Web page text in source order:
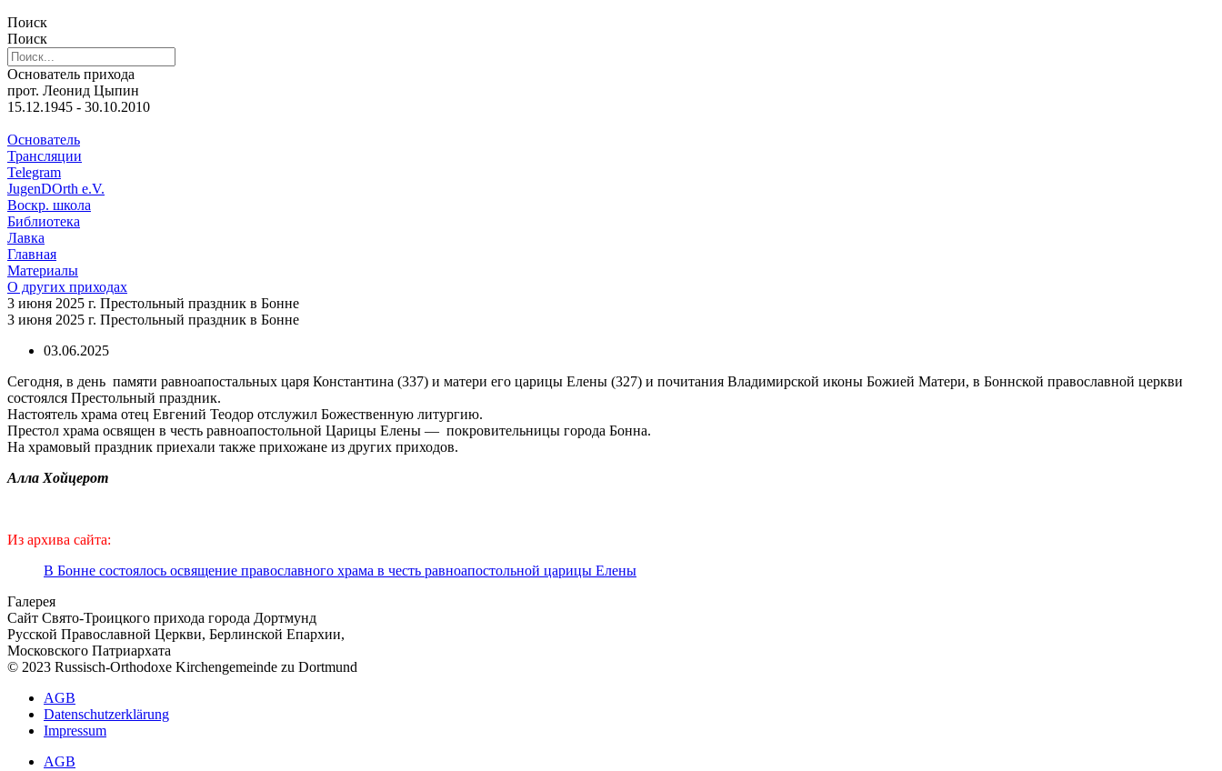
Поиск
Поиск
Основатель прихода
прот. Леонид Цыпин
15.12.1945 - 30.10.2010
Основатель
Трансляции
Telegram
JugenDOrth e.V.
Воскр. школа
Библиотека
Лавка
Главная
Материалы
О других приходах
3 июня 2025 г. Престольный праздник в Бонне
3 июня 2025 г. Престольный праздник в Бонне
03.06.2025
Сегодня, в день памяти равноапостальных царя Константина (337) и матери его царицы Елены (327) и почитания Владимирской иконы Божией Матери, в Боннской православной церкви
состоялся Престольный праздник.
Настоятель храма отец Евгений Теодор отслужил Божественную литургию.
Престол храма освящен в честь равноапостольной Царицы Елены — покровительницы города Бонна.
На храмовый праздник приехали также прихожане из других приходов.
Алла Хойцерот
Из архива сайта:
В Бонне состоялось освящение православного храма в честь равноапостольной царицы Елены
Галерея
Сайт Свято-Троицкого прихода города Дортмунд
Русской Православной Церкви, Берлинской Епархии,
Московского Патриархата
© 2023 Russisch-Orthodoxe Kirchengemeinde zu Dortmund
АGB
Datenschutzerklärung
Impressum
АGB